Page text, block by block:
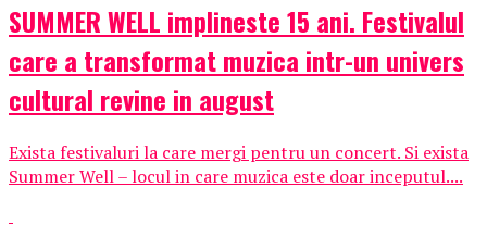
SUMMER WELL implineste 15 ani. Festivalul
care a transformat muzica intr-un univers
cultural revine in august
Exista festivaluri la care mergi pentru un concert. Si exista
Summer Well – locul in care muzica este doar inceputul....